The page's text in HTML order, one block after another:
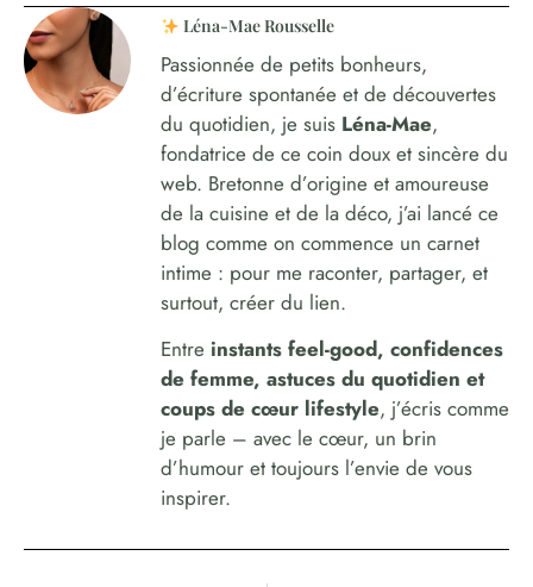
Léna-Mae Rousselle
Passionnée de petits bonheurs,
d’écriture spontanée et de découvertes
du quotidien, je suis Léna-Mae,
fondatrice de ce coin doux et sincère du
web. Bretonne d’origine et amoureuse
de la cuisine et de la déco, j’ai lancé ce
blog comme on commence un carnet
intime : pour me raconter, partager, et
surtout, créer du lien.
Entre instants feel-good, confidences
de femme, astuces du quotidien et
coups de cœur lifestyle, j’écris comme
je parle – avec le cœur, un brin
d’humour et toujours l’envie de vous
inspirer.